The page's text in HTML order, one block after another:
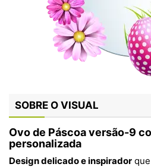
SOBRE O VISUAL
Ovo de Páscoa versão-9
personalizada
Design delicado e inspirador